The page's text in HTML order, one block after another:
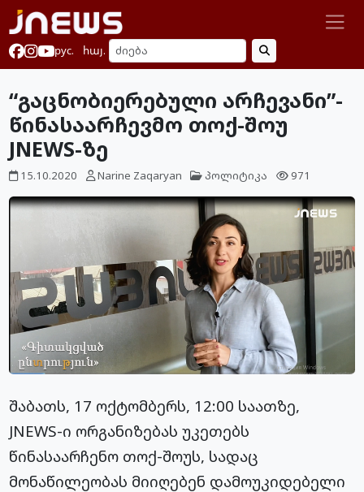
рус. հայ.
“გაცნობიერებული არჩევანი”-
წინასაარჩევმო თოქ-შოუ
JNEWS-ზე
15.10.2020 Narine Zaqaryan პოლიტიკა 971
შაბათს, 17 ოქტომბერს, 12:00 საათზე,
JNEWS-ი ორგანიზებას უკეთებს
წინასაარჩენო თოქ-შოუს, სადაც
მონაწილეობას მიიღებენ დამოუკიდებელი